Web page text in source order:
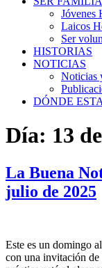
Jóvenes
Laicos
Ser
HISTORIAS
NOTICIAS
Noticias
DÓNDE
Día: 13
La Buena
julio de 2025
Este es un domingo
con una invitación de